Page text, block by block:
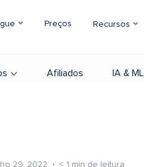
Preços Recursos
Afiliados IA & ML
29, 2022 < 1 min de leitura